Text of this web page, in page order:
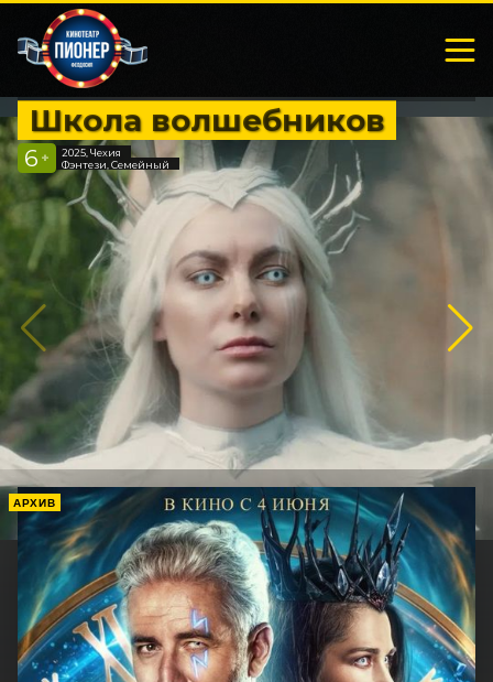
Школа волшебников
6 +
2025, Чехия
Фэнтези, Семейный
АРХИВ